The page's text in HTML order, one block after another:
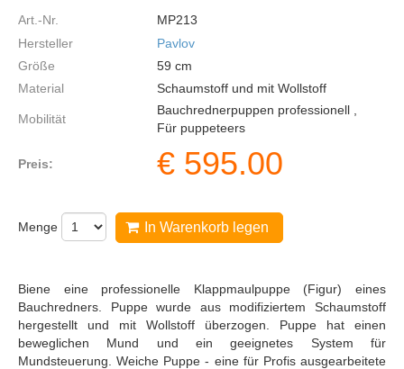
Art.-Nr.
MP213
Hersteller
Pavlov
Größe
59 cm
Material
Schaumstoff und mit Wollstoff
Mobilität
Bauchrednerpuppen professionell ,
Für puppeteers
Preis: € 595.00
Menge In Warenkorb legen
Biene eine professionelle Klappmaulpuppe (Figur) eines
Bauchredners. Puppe wurde aus modifiziertem Schaumstoff
hergestellt und mit Wollstoff überzogen. Puppe hat einen
beweglichen Mund und ein geeignetes System für
Mundsteuerung. Weiche Puppe - eine für Profis ausgearbeitete